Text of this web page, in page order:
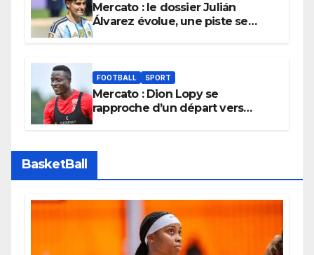
Mercato : le dossier Julián
Álvarez évolue, une piste se
FOOTBALL SPORT
Mercato : Dion Lopy se
rapproche d’un départ vers
BasketBall